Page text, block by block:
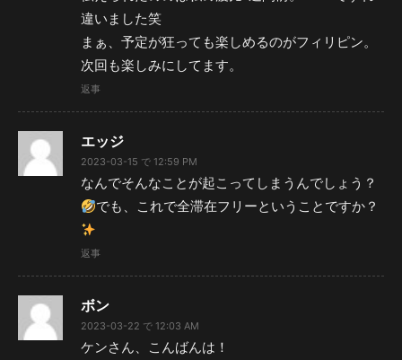
違いました笑
まぁ、予定が狂っても楽しめるのがフィリピン。
次回も楽しみにしてます。
返事
エッジ
2023-03-15 で 12:59 PM
なんでそんなことが起こってしまうんでしょう？
でも、これで全滞在フリーということですか？
返事
ボン
2023-03-22 で 12:03 AM
ケンさん、こんばんは！